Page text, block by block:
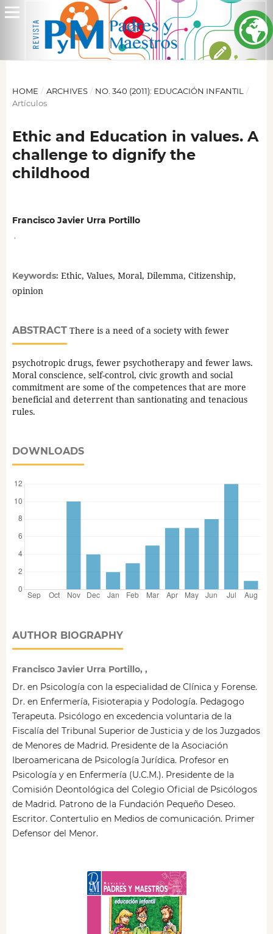
HOME / ARCHIVES / NO. 340 (2011): EDUCACIÓN INFANTIL
/
Artículos
Ethic and Education in values. A
challenge to dignify the
childhood
Francisco Javier Urra Portillo
Keywords: Ethic, Values, Moral, Dilemma, Citizenship,
opinion
ABSTRACTThere is a need of a society with fewer
psychotropic drugs, fewer psychotherapy and fewer laws.
Moral conscience, self-control, civic growth and social
commitment are some of the competences that are more
beneficial and deterrent than santionating and tenacious
rules.
DOWNLOADS
AUTHOR BIOGRAPHY
Francisco Javier Urra Portillo, ,
Dr. en Psicología con la especialidad de Clínica y Forense.
Dr. en Enfermería, Fisioterapia y Podología. Pedagogo
Terapeuta. Psicólogo en excedencia voluntaria de la
Fiscalía del Tribunal Superior de Justicia y de los Juzgados
de Menores de Madrid. Presidente de la Asociación
Iberoamericana de Psicología Jurídica. Profesor en
Psicología y en Enfermería (U.C.M.). Presidente de la
Comisión Deontológica del Colegio Oficial de Psicólogos
de Madrid. Patrono de la Fundación Pequeño Deseo.
Escritor. Contertulio en Medios de comunicación. Primer
Defensor del Menor.